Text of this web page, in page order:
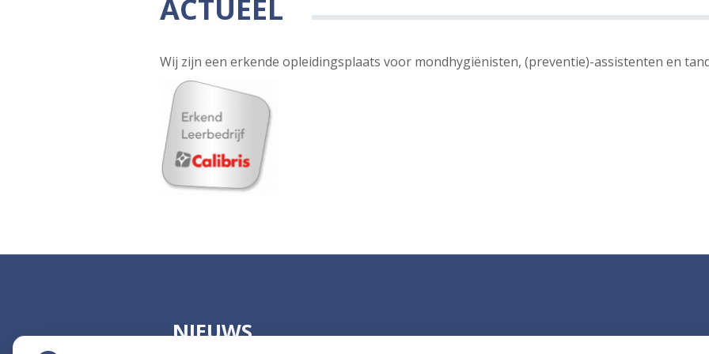
ACTUEEL
Wij zijn een erkende opleidingsplaats voor mondhygiënisten, (preventie)-assistenten en
NIEUWS